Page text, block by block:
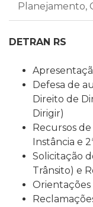
Planejamento,
DETRAN RS
Defesa de
Direito de
Dirigir)
Recursos de
Instância e
Solicitação
Trânsito) e
Orientações